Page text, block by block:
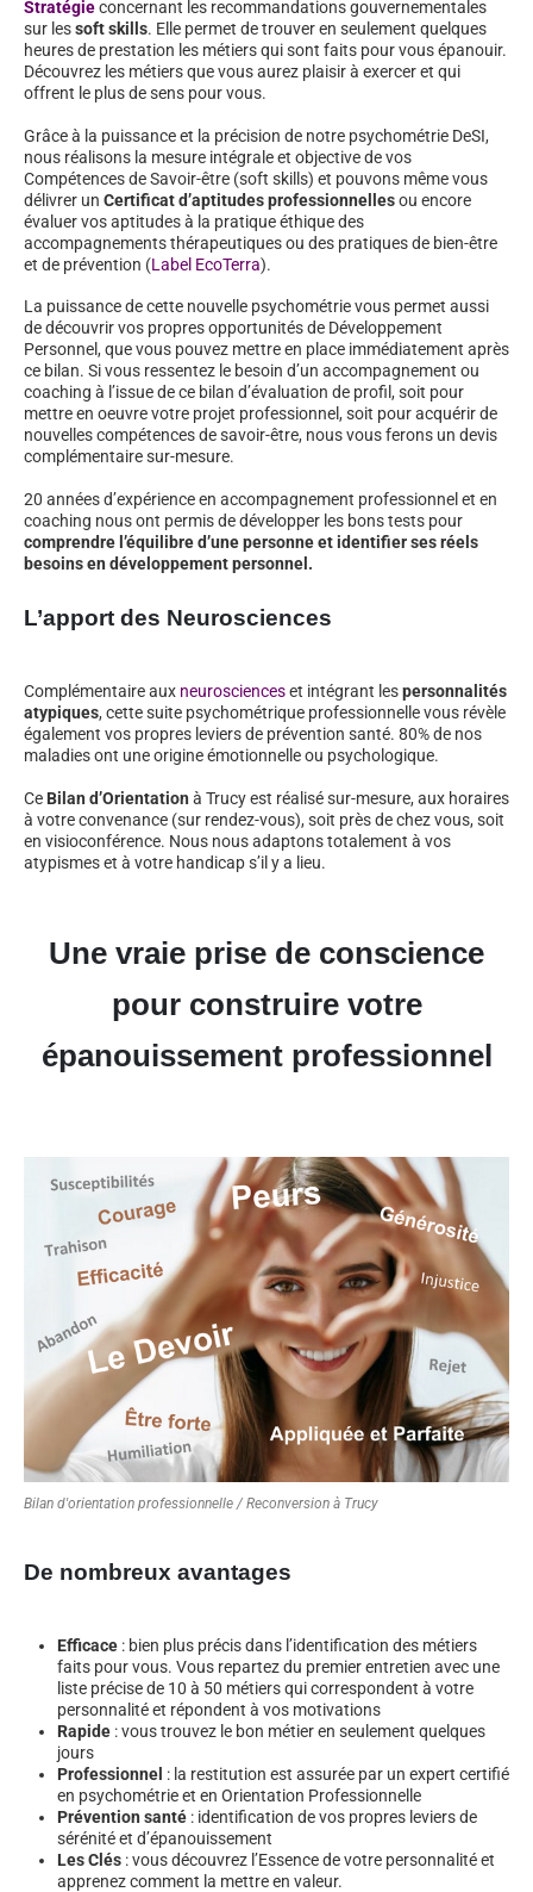
Stratégieconcernant les recommandations gouvernementales
sur lessoft skills. Elle permet de trouver en seulement quelques
heures de prestation les métiers qui sont faits pour vous épanouir.
Découvrez les métiers que vous aurez plaisir à exercer et qui
offrent le plus de sens pour vous.
Grâce à la puissance et la précision de notre psychométrie DeSI,
nous réalisons la mesure intégrale et objective de vos
Compétences de Savoir-être (soft skills) et pouvons même vous
délivrer un Certificat d’aptitudes professionnellesou encore
évaluer vos aptitudes à la pratique éthique des
accompagnements thérapeutiques ou des pratiques de bien-être
et de prévention (Label EcoTerra).
La puissance de cette nouvelle psychométrie vous permet aussi
de découvrir vos propres opportunités de Développement
Personnel, que vous pouvez mettre en place immédiatement après
ce bilan. Si vous ressentez le besoin d’un accompagnement ou
coaching à l’issue de ce bilan d’évaluation de profil, soit pour
mettre en oeuvre votre projet professionnel, soit pour acquérir de
nouvelles compétences de savoir-être, nous vous ferons un devis
complémentaire sur-mesure.
20 années d’expérience en accompagnement professionnel et en
coaching nous ont permis de développer les bons tests pour
comprendre l’équilibre d’une personne et identifier ses réels
besoins en développement personnel.
L’apport des Neurosciences
Complémentaire aux neuroscienceset intégrant lespersonnalités
atypiques, cette suite psychométrique professionnelle vous révèle
également vos propres leviers de prévention santé. 80% de nos
maladies ont une origine émotionnelle ou psychologique.
Ce Bilan d’Orientation à Trucy est réalisé sur-mesure, aux horaires
à votre convenance (sur rendez-vous), soit près de chez vous, soit
en visioconférence. Nous nous adaptons totalement à vos
atypismes et à votre handicap s’il y a lieu.
Une vraie prise de conscience
pour construire votre
épanouissement professionnel
Bilan d'orientation professionnelle / Reconversion à Trucy
De nombreux avantages
Efficace : bien plus précis dans l’identification des métiers
faits pour vous. Vous repartez du premier entretien avec une
liste précise de 10 à 50 métiers qui correspondent à votre
personnalité et répondent à vos motivations
Rapide : vous trouvez le bon métier en seulement quelques
jours
Professionnel : la restitution est assurée par un expert certifié
en psychométrie et en Orientation Professionnelle
Prévention santé : identification de vos propres leviers de
sérénité et d’épanouissement
Les Clés : vous découvrez l’Essence de votre personnalité et
apprenez comment la mettre en valeur.